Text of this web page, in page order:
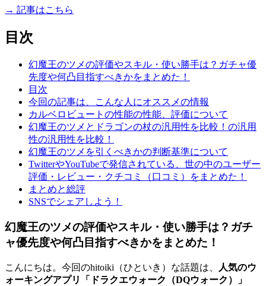
→ 記事はこちら
目次
幻魔王のツメの評価やスキル・使い勝手は？ガチャ優
先度や何凸目指すべきかをまとめた！
目次
今回の記事は、こんな人にオススメの情報
カルベロビュートの性能の性能、評価について
幻魔王のツメとドラゴンの杖の汎用性を比較！の汎用
性の汎用性を比較！
幻魔王のツメを引くべきかの判断基準について
TwitterやYouTubeで発信されている、世の中のユーザー
評価・レビュー・クチコミ（口コミ）をまとめた！
まとめと総評
SNSでシェアしよう！
幻魔王のツメの評価やスキル・使い勝手は？ガチ
ャ優先度や何凸目指すべきかをまとめた！
こんにちは。今回のhitoiki（ひといき）な話題は、
人気のウ
ォーキングアプリ「ドラクエウォーク（DQウォーク）」